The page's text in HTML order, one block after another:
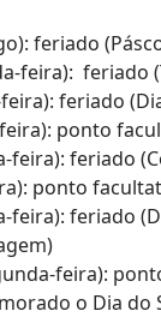
feriado
feira): feriado
feriado
ponto
feira): feriado
ponto
feira): feriado
feira):
o Dia do